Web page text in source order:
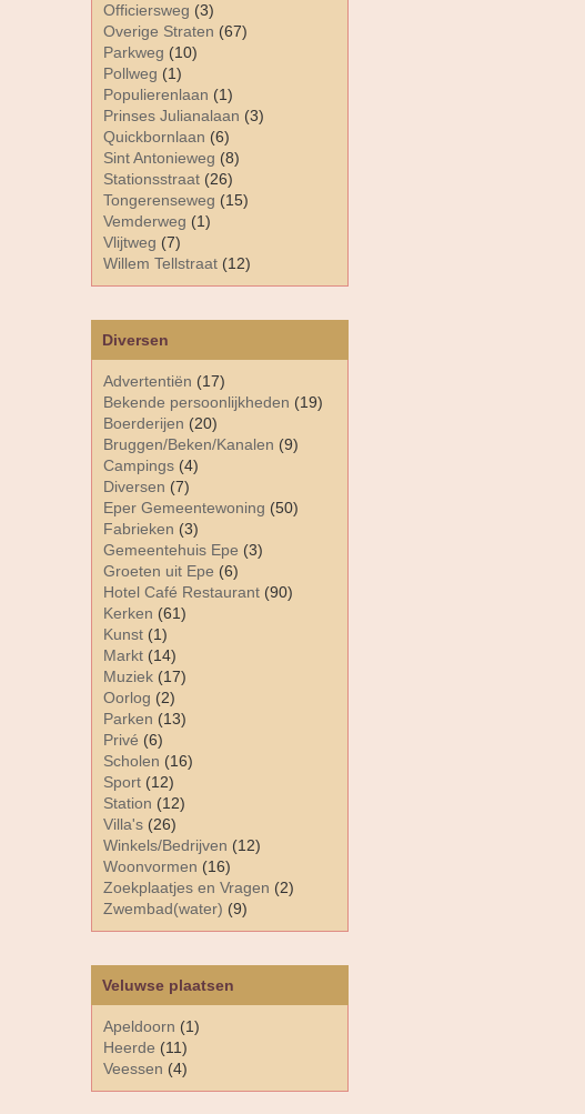
Diversen
Advertentiën (17)
Bekende persoonlijkheden (19)
Boerderijen (20)
Bruggen/Beken/Kanalen (9)
Campings (4)
Diversen (7)
Eper Gemeentewoning (50)
Fabrieken (3)
Gemeentehuis Epe (3)
Groeten uit Epe (6)
Hotel Café Restaurant (90)
Kerken (61)
Kunst (1)
Markt (14)
Muziek (17)
Oorlog (2)
Parken (13)
Privé (6)
Scholen (16)
Sport (12)
Station (12)
Villa's (26)
Winkels/Bedrijven (12)
Woonvormen (16)
Zoekplaatjes en Vragen (2)
Zwembad(water) (9)
Officiersweg (3)
Overige Straten (67)
Parkweg (10)
Pollweg (1)
Populierenlaan (1)
Prinses Julianalaan (3)
Quickbornlaan (6)
Sint Antonieweg (8)
Stationsstraat (26)
Tongerenseweg (15)
Vemderweg (1)
Vlijtweg (7)
Willem Tellstraat (12)
Veluwse plaatsen
Apeldoorn (1)
Heerde (11)
Veessen (4)